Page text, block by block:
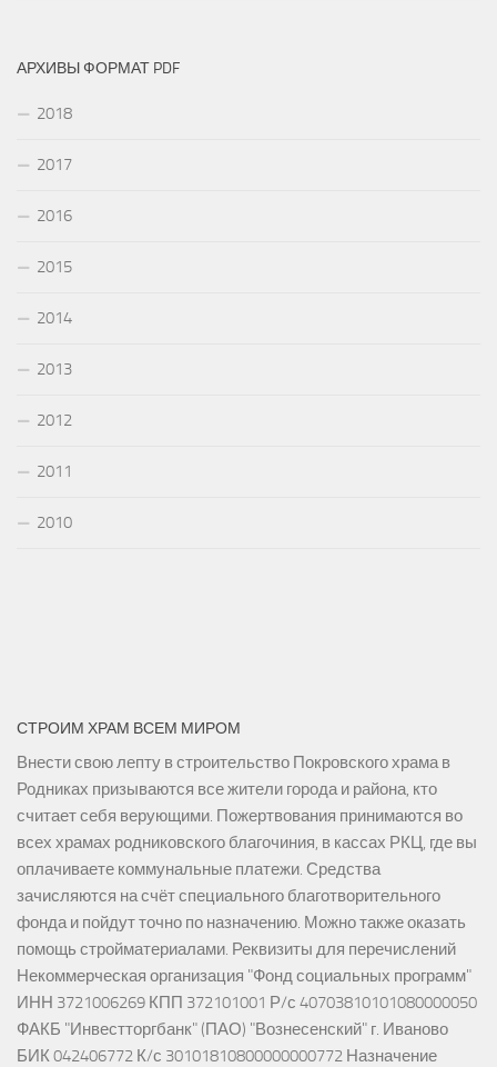
АРХИВЫ ФОРМАТ PDF
2018
2017
2016
2015
2014
2013
2012
2011
2010
СТРОИМ ХРАМ ВСЕМ МИРОМ
Внести свою лепту в строительство Покровского храма в
Родниках призываются все жители города и района, кто
считает себя верующими. Пожертвования принимаются во
всех храмах родниковского благочиния, в кассах РКЦ, где вы
оплачиваете коммунальные платежи. Средства
зачисляются на счёт специального благотворительного
фонда и пойдут точно по назначению. Можно также оказать
помощь стройматериалами. Реквизиты для перечислений
Некоммерческая организация "Фонд социальных программ"
ИНН 3721006269 КПП 372101001 Р/с 40703810101080000050
ФАКБ "Инвестторгбанк" (ПАО) "Вознесенский" г. Иваново
БИК 042406772 К/с 30101810800000000772 Назначение